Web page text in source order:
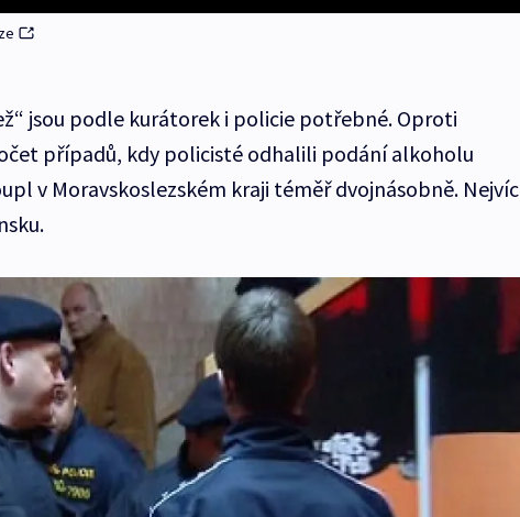
jsou podle kurátorek i policie potřebné. Oproti
případů, kdy policisté odhalili podání alkoholu
v Moravskoslezském kraji téměř dvojnásobně. Nejvíc